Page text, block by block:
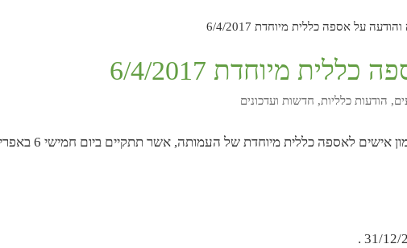
על אספה כללית מיוחדת 6/4/2017
מיוחדת 6/4/2017
, הודעות כלליות, חדשות ועדכונים
הרינו להודיעכם כי נשלחו אליכם מכתבי זימון אישים לאספה כללית מיוחדת של העמותה,